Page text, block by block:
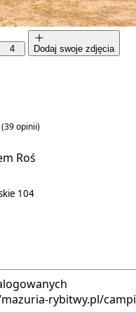
4 Dodaj swoje zdjęcia
(39 opinii)
Roś
104
rybitwy.pl/